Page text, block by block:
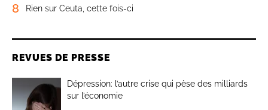
8 Rien sur Ceuta, cette fois-ci
REVUES DE PRESSE
Dépression: l’autre crise qui pèse des milliards
sur l’économie